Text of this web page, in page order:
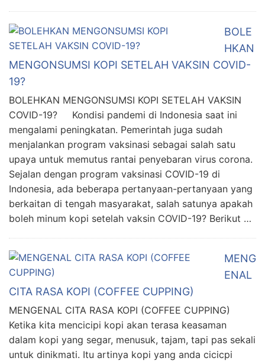
BOLE
HKAN
MENGONSUMSI KOPI SETELAH VAKSIN COVID-
19?
BOLEHKAN MENGONSUMSI KOPI SETELAH VAKSIN
COVID-19? Kondisi pandemi di Indonesia saat ini
mengalami peningkatan. Pemerintah juga sudah
menjalankan program vaksinasi sebagai salah satu
upaya untuk memutus rantai penyebaran virus corona.
Sejalan dengan program vaksinasi COVID-19 di
Indonesia, ada beberapa pertanyaan-pertanyaan yang
berkaitan di tengah masyarakat, salah satunya apakah
boleh minum kopi setelah vaksin COVID-19? Berikut …
MENG
ENAL
CITA RASA KOPI (COFFEE CUPPING)
MENGENAL CITA RASA KOPI (COFFEE CUPPING)
Ketika kita mencicipi kopi akan terasa keasaman
dalam kopi yang segar, menusuk, tajam, tapi pas sekali
untuk dinikmati. Itu artinya kopi yang anda cicicpi